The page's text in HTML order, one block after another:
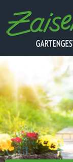
springen